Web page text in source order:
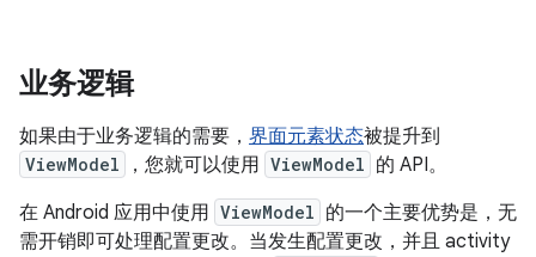
业务逻辑
如果由于业务逻辑的需要， 界面元素状态被提升到
ViewModel ，您就可以使用 ViewModel 的 API。
在 Android 应用中使用 ViewModel 的一个主要优势是，无
需开销即可处理配置更改。当发生配置更改，并且 activity